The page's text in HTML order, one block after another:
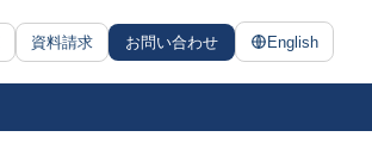
資料請求 お問い合わせ English